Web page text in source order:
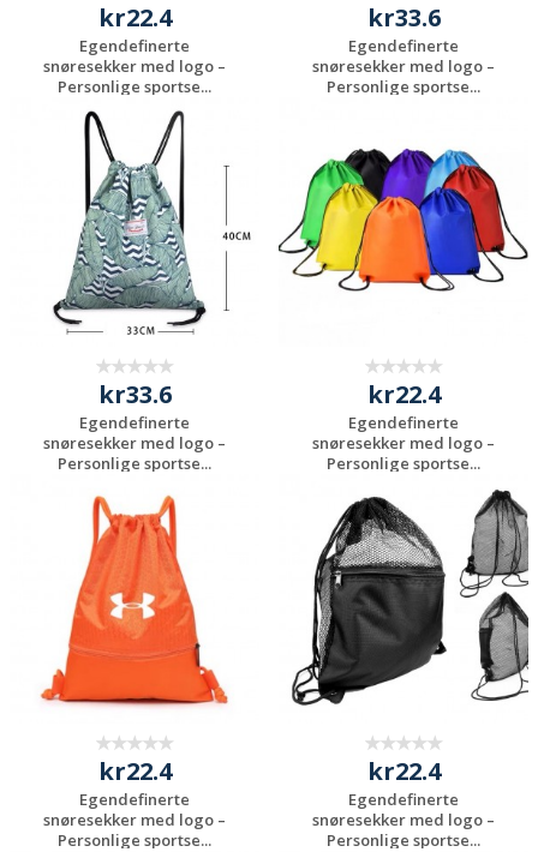
kr22.4
Egendefinerte
snøresekker med logo –
Personlige sportse...
Be om et
uforpliktende
tilbud
kr33.6
Egendefinerte
snøresekker med logo –
Personlige sportse...
uforpliktende
tilbud
kr33.6
Egendefinerte
snøresekker med logo –
Personlige sportse...
Be om et
uforpliktende
tilbud
kr22.4
Egendefinerte
snøresekker med logo –
Personlige sportse...
Be om et
uforpliktende
tilbud
kr22.4
Egendefinerte
snøresekker med logo –
Personlige sportse...
kr22.4
Egendefinerte
snøresekker med logo –
Personlige sportse...